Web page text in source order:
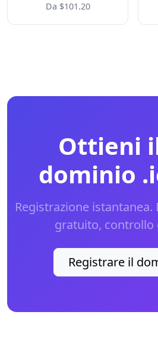
Da $101.20
Ottieni
dominio
Registrazione istantanea.
gratuito, controllo
Registrare il